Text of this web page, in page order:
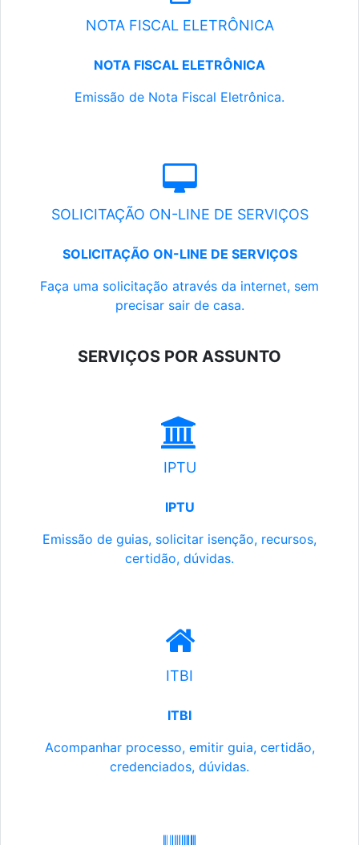
NOTA FISCAL ELETRÔNICA
NOTA FISCAL ELETRÔNICA
Emissão de Nota Fiscal Eletrônica.
SOLICITAÇÃO ON-LINE DE SERVIÇOS
SOLICITAÇÃO ON-LINE DE SERVIÇOS
Faça uma solicitação através da internet, sem
precisar sair de casa.
SERVIÇOS POR ASSUNTO
IPTU
IPTU
Emissão de guias, solicitar isenção, recursos,
certidão, dúvidas.
ITBI
ITBI
Acompanhar processo, emitir guia, certidão,
credenciados, dúvidas.